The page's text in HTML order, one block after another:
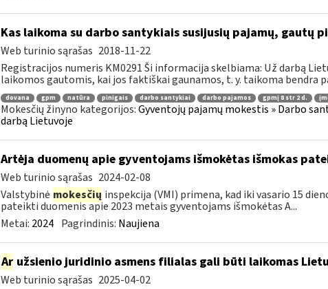
Kas laikoma su darbo santykiais susijusių pajamų, gautų
Web turinio sąrašas 2018-11-22
Registracijos numeris KM0291 Ši informacija skelbiama: Už darbą
laikomos gautomis, kai jos faktiškai gaunamos, t. y. taikoma bendra
dovana gpm natūra pinigais darbo santykiai darbo pajamos gpmį 8 str 2 d.
Mokesčių žinyno kategorijos:Gyventojų pajamų mokestis » Darbo
darbą Lietuvoje
Artėja duomenų apie gyventojams išmokėtas išmokas
Web turinio sąrašas 2024-02-08
Valstybinė mokesčių inspekcija (VMI) primena, kad iki vasario 15
pateikti duomenis apie 2023 metais gyventojams išmokėtas A...
Metai: 2024 Pagrindinis: Naujiena
Aružsienio juridinio asmens filialas gali būti laikomas
Web turinio sąrašas 2025-04-02